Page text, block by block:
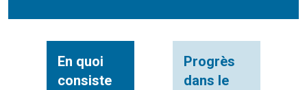
En quoi
consiste
Progrès
dans le